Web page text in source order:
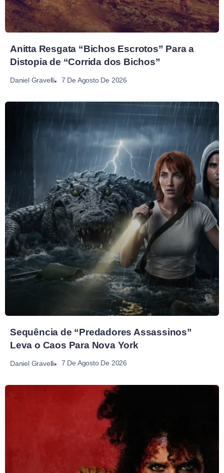
Anitta Resgata “Bichos Escrotos” Para a
Distopia de “Corrida dos Bichos”
Daniel Gravelli 7 De Agosto De 2026
Sequência de “Predadores Assassinos”
Leva o Caos Para Nova York
Daniel Gravelli 7 De Agosto De 2026